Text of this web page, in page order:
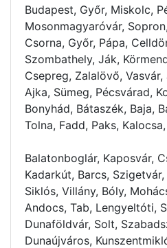
Budapest, Győr, Miskolc,
Mosonmagyaróvár,
Csorna, Győr, Pápa,
Szombathely, Ják,
Csepreg, Zalalövő,
Ajka, Sümeg, Pécsvárad,
Bonyhád, Bátaszék, Baja,
Tolna, Fadd, Paks,
Balatonboglár, Kaposvár,
Kadarkút, Barcs,
Siklós, Villány, Bóly,
Andocs, Tab, Lengyeltóti,
Dunaföldvár, Solt,
Dunaújváros,